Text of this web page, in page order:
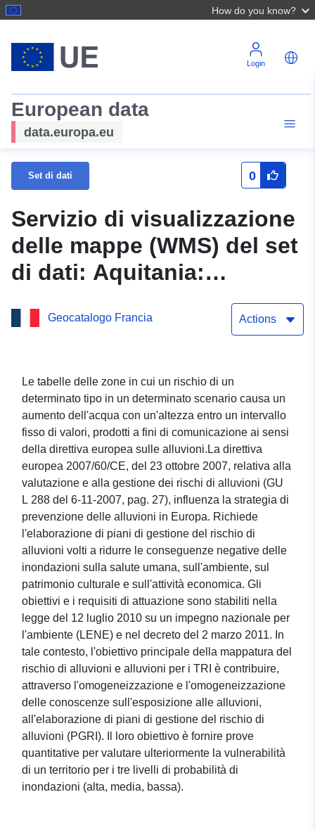
How do you know?
Login
European data
data.europa.eu
Set di dati 0
Servizio di visualizzazione
delle mappe (WMS) del set
di dati: Aquitania:
Bergerac Sorting — Zone
di altezza dell'acqua,
Servizio di visualizzazione
delle mappe (WMS) del set
di dati: Aquitania:
Bergerac Sorting — Zone
di altezza dell'acqua,
direttiva sulle alluvioni
Geocatalogo Francia Actions
Le tabelle delle zone in cui un rischio di un
determinato tipo in un determinato scenario causa un
aumento dell'acqua con un'altezza entro un intervallo
fisso di valori, prodotti a fini di comunicazione ai sensi
della direttiva europea sulle alluvioni.La direttiva
europea 2007/60/CE, del 23 ottobre 2007, relativa alla
valutazione e alla gestione dei rischi di alluvioni (GU
L 288 del 6-11-2007, pag. 27), influenza la strategia di
prevenzione delle alluvioni in Europa. Richiede
l'elaborazione di piani di gestione del rischio di
alluvioni volti a ridurre le conseguenze negative delle
inondazioni sulla salute umana, sull'ambiente, sul
patrimonio culturale e sull'attività economica. Gli
obiettivi e i requisiti di attuazione sono stabiliti nella
legge del 12 luglio 2010 su un impegno nazionale per
l'ambiente (LENE) e nel decreto del 2 marzo 2011. In
tale contesto, l'obiettivo principale della mappatura del
rischio di alluvioni e alluvioni per i TRI è contribuire,
attraverso l'omogeneizzazione e l'omogeneizzazione
delle conoscenze sull'esposizione alle alluvioni,
all'elaborazione di piani di gestione del rischio di
alluvioni (PGRI). Il loro obiettivo è fornire prove
quantitative per valutare ulteriormente la vulnerabilità
di un territorio per i tre livelli di probabilità di
inondazioni (alta, media, bassa).